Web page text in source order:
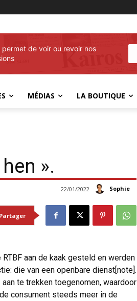
permet de voir ou revoir nos
MÉDIAS LA BOUTIQUE
».
Sophie
22/01/2022
Partager
aan de kaak gesteld en werden
die van een openbare dienst[note].
te trekken toegenomen, waardoor
consument steeds meer in de